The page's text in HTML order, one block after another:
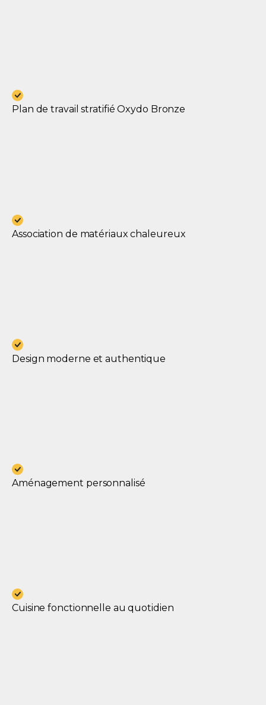
Plan de travail stratifié Oxydo Bronze
Association de matériaux chaleureux
Design moderne et authentique
Aménagement personnalisé
Cuisine fonctionnelle au quotidien